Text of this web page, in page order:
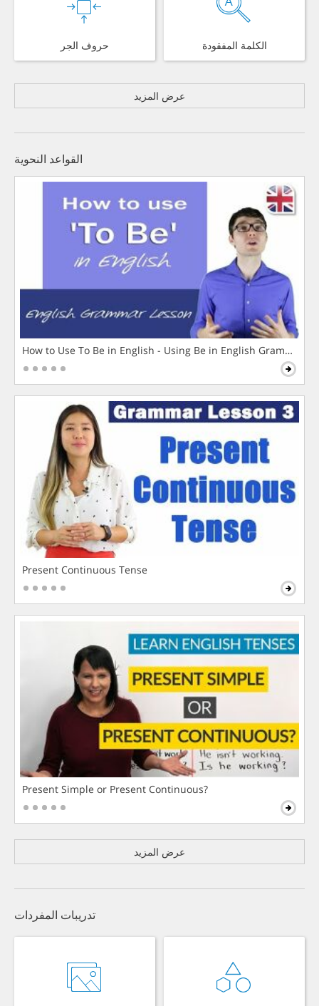
حروف الجر الكلمة المفقودة
عرض المزيد
القواعد النحوية
How to Use To Be in English - Using Be in English Grammar
Present Continuous Tense
Present Simple or Present Continuous?
عرض المزيد
تدريبات المفردات